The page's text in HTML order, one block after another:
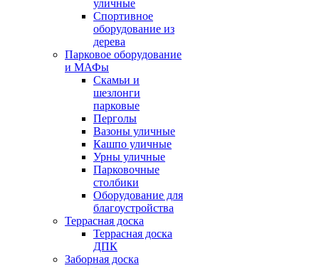
уличные
Спортивное
оборудование из
дерева
Парковое оборудование
и МАФы
Скамьи и
шезлонги
парковые
Перголы
Вазоны уличные
Кашпо уличные
Урны уличные
Парковочные
столбики
Оборудование для
благоустройства
Террасная доска
Террасная доска
ДПК
Заборная доска